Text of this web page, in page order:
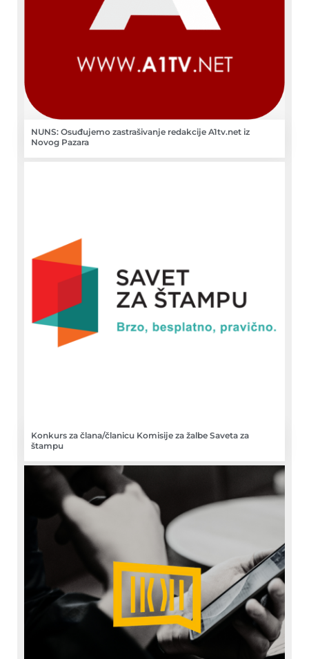
NUNS: Osuđujemo zastrašivanje redakcije A1tv.net iz
Novog Pazara
Konkurs za člana/članicu Komisije za žalbe Saveta za
štampu